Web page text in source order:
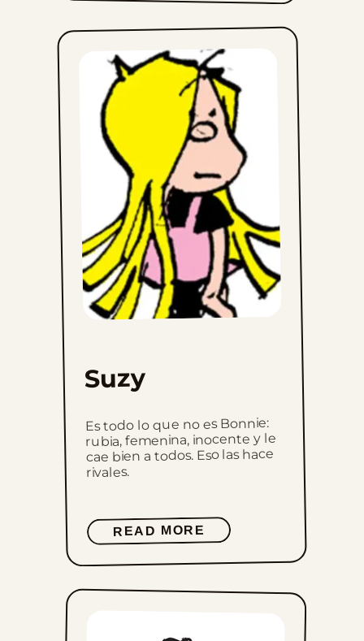
Suzy
Es todo lo que no es Bonnie:
rubia, femenina, inocente y le
cae bien a todos. Eso las hace
rivales.
READ MORE